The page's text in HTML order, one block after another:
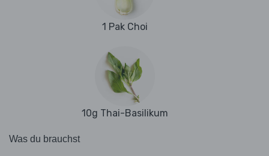
1 Pak Choi
10g Thai-Basilikum
Was du brauchst